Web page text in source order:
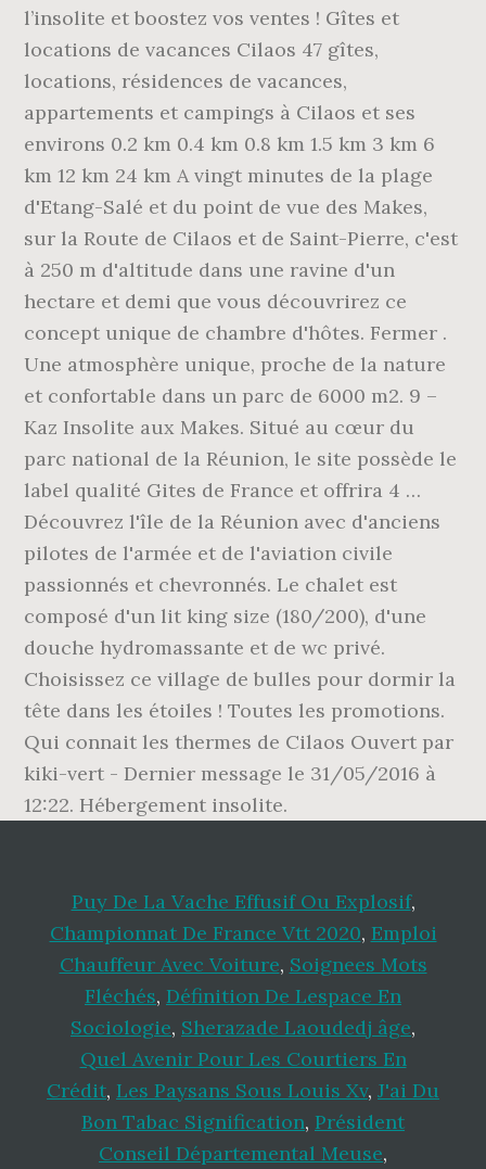
l’insolite et boostez vos ventes ! Gîtes et
locations de vacances Cilaos 47 gîtes,
locations, résidences de vacances,
appartements et campings à Cilaos et ses
environs 0.2 km 0.4 km 0.8 km 1.5 km 3 km 6
km 12 km 24 km A vingt minutes de la plage
d'Etang-Salé et du point de vue des Makes,
sur la Route de Cilaos et de Saint-Pierre, c'est
à 250 m d'altitude dans une ravine d'un
hectare et demi que vous découvrirez ce
concept unique de chambre d'hôtes. Fermer .
Une atmosphère unique, proche de la nature
et confortable dans un parc de 6000 m2. 9 –
Kaz Insolite aux Makes. Situé au cœur du
parc national de la Réunion, le site possède le
label qualité Gites de France et offrira 4 …
Découvrez l'île de la Réunion avec d'anciens
pilotes de l'armée et de l'aviation civile
passionnés et chevronnés. Le chalet est
composé d'un lit king size (180/200), d'une
douche hydromassante et de wc privé.
Choisissez ce village de bulles pour dormir la
tête dans les étoiles ! Toutes les promotions.
Qui connait les thermes de Cilaos Ouvert par
kiki-vert - Dernier message le 31/05/2016 à
12:22. Hébergement insolite.
Puy De La Vache Effusif Ou Explosif,
Championnat De France Vtt 2020, Emploi
Chauffeur Avec Voiture, Soignees Mots
Fléchés, Définition De Lespace En
Sociologie, Sherazade Laoudedj âge,
Quel Avenir Pour Les Courtiers En
Crédit, Les Paysans Sous Louis Xv, J'ai Du
Bon Tabac Signification, Président
Conseil Départemental Meuse,